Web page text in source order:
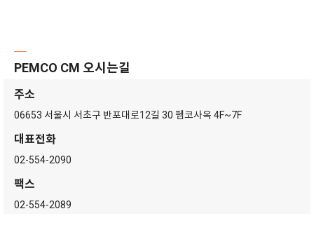
─
PEMCO CM 오시는길
주소
06653 서울시 서초구 반포대로12길 30 펨코사옥 4F~7F
대표전화
02-554-2090
팩스
02-554-2089